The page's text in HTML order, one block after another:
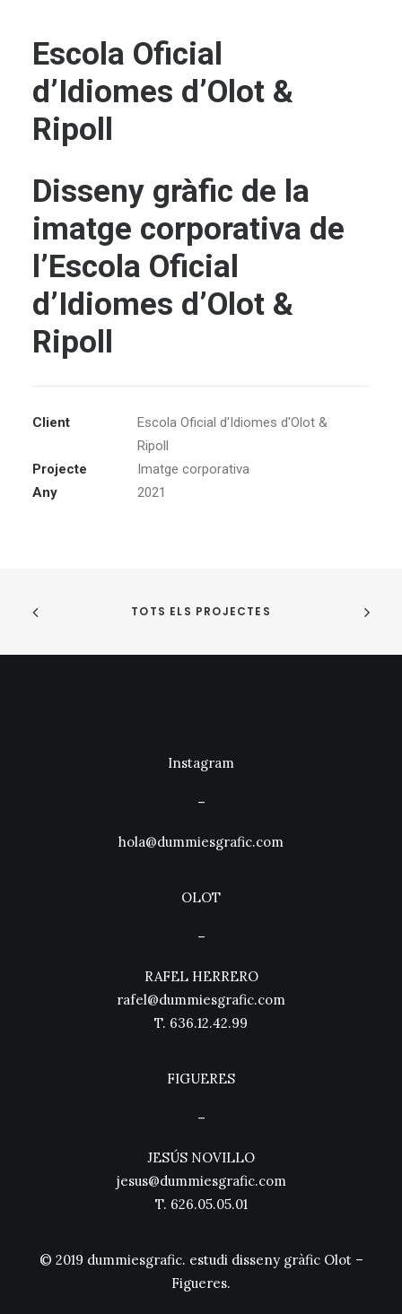
Escola Oficial
d’Idiomes d’Olot &
Ripoll
Disseny gràfic de la
imatge corporativa de
l’Escola Oficial
d’Idiomes d’Olot &
Ripoll
Client
Escola Oficial d'Idiomes d'Olot &
Ripoll
Projecte
Imatge corporativa
Any
2021
TOTS ELS PROJECTES
© 2019 dummiesgrafic. estudi disseny gràfic Olot –
Figueres.
Instagram
–
hola@dummiesgrafic.com
OLOT
–
RAFEL HERRERO
rafel@dummiesgrafic.com
T. 636.12.42.99
FIGUERES
–
JESÚS NOVILLO
jesus@dummiesgrafic.com
T. 626.05.05.01